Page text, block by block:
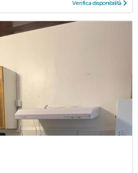
Verifica disponibilità